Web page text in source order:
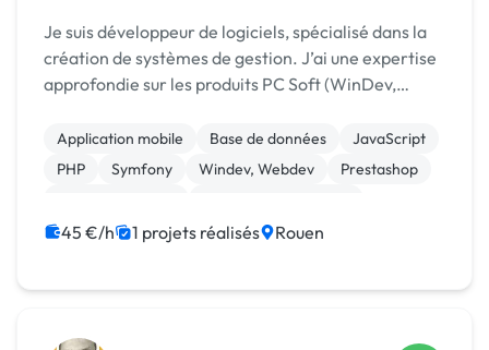
Je suis développeur de logiciels, spécialisé dans la
création de systèmes de gestion. J’ai une expertise
approfondie sur les produits PC Soft (WinDev,
Pour le développement web, j’utilise le framework
...
Application mobile Base de données
JavaScript
PHP
Symfony Windev, Webdev
Prestashop
CSS, HTML, XML
45 €/h 1 projets réalisés Rouen